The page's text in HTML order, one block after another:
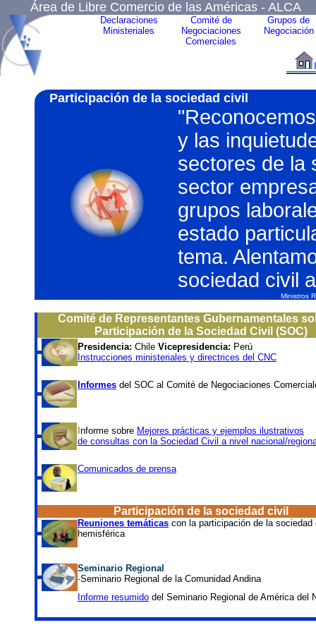
Área de Libre Comercio de las Américas - ALCA
Declaraciones
Ministeriales
Comité de
Negociaciones
Comerciales
Grupos de
Negociación
Participación de la sociedad civil
y las
sectores de la
sector
grupos
estado
tema.
sociedad civil
Ministros
Comité de Representantes Gubernamentales
Participación de la Sociedad Civil (SOC)
Presidencia: Chile Vicepresidencia: Perú
Instrucciones ministeriales y directrices del CNC
Informes del SOC al Comité de Negociaciones
nforme sobre Mejores prácticas y ejemplos ilustrativos
de consultas con la Sociedad Civil a nivel nacional/
Comunicados de prensa
Participación de la sociedad civil
Reuniones temáticas con la participación de la sociedad
hemisférica
Seminario Regional
-Seminario Regional de la Comunidad Andina
Informe resumido del Seminario Regional de América del